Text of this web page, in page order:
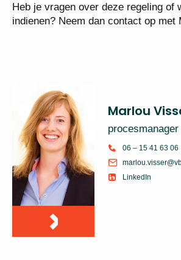
Heb je vragen over deze regeling of
indienen? Neem dan contact op met
Marlou
procesmanager
06 – 15 41 63 06
LinkedIn